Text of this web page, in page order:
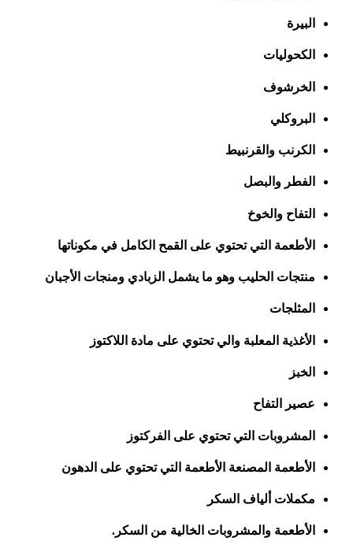
البيرة
الكحوليات
الخرشوف
البروكلي
الكرنب والقرنبيط
الفطر والبصل
التفاح والخوخ
الأطعمة التي تحتوي على القمح الكامل في مكوناتها
منتجات الحليب وهو ما يشمل الزبادي ومنجات الأجبان
المثلجات
الأغذية المعلبة والي تحتوي على مادة اللاكتوز
الخبز
عصير التفاح
المشروبات التي تحتوي على الفركتوز
الأطعمة المصنعة الأطعمة التي تحتوي على الدهون
مكملات ألياف السكر
الأطعمة والمشروبات الخالية من السكر.